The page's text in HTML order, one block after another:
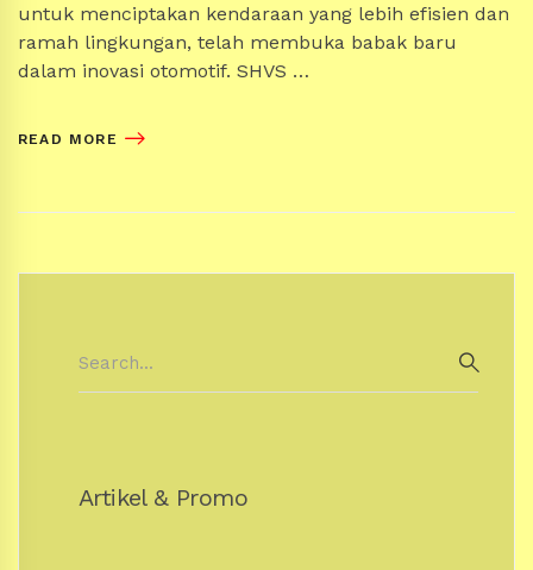
untuk menciptakan kendaraan yang lebih efisien dan
ramah lingkungan, telah membuka babak baru
dalam inovasi otomotif. SHVS …
READ MORE
for:
Artikel & Promo